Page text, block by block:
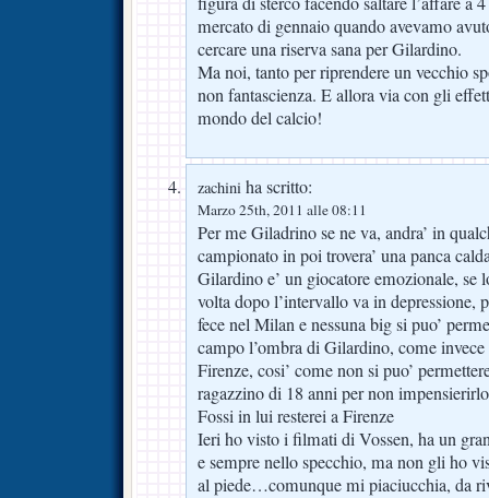
mercato di gennaio quando avevamo
cercare una riserva sana per Gilardino.
Ma noi, tanto per riprendere un vecchio
non fantascienza. E allora via con gli
mondo del calcio!
zachini ha scritto:
Marzo 25th, 2011 alle 08:11
Per me Giladrino se ne va, andra’ in
campionato in poi trovera’ una panca
Gilardino e’ un giocatore emozionale, se
volta dopo l’intervallo va in depressione,
fece nel Milan e nessuna big si puo’
campo l’ombra di Gilardino, come invece
Firenze, cosi’ come non si puo’
ragazzino di 18 anni per non
Fossi in lui resterei a Firenze
Ieri ho visto i filmati di Vossen, ha un
e sempre nello specchio, ma non gli ho
al piede…comunque mi piaciucchia, da